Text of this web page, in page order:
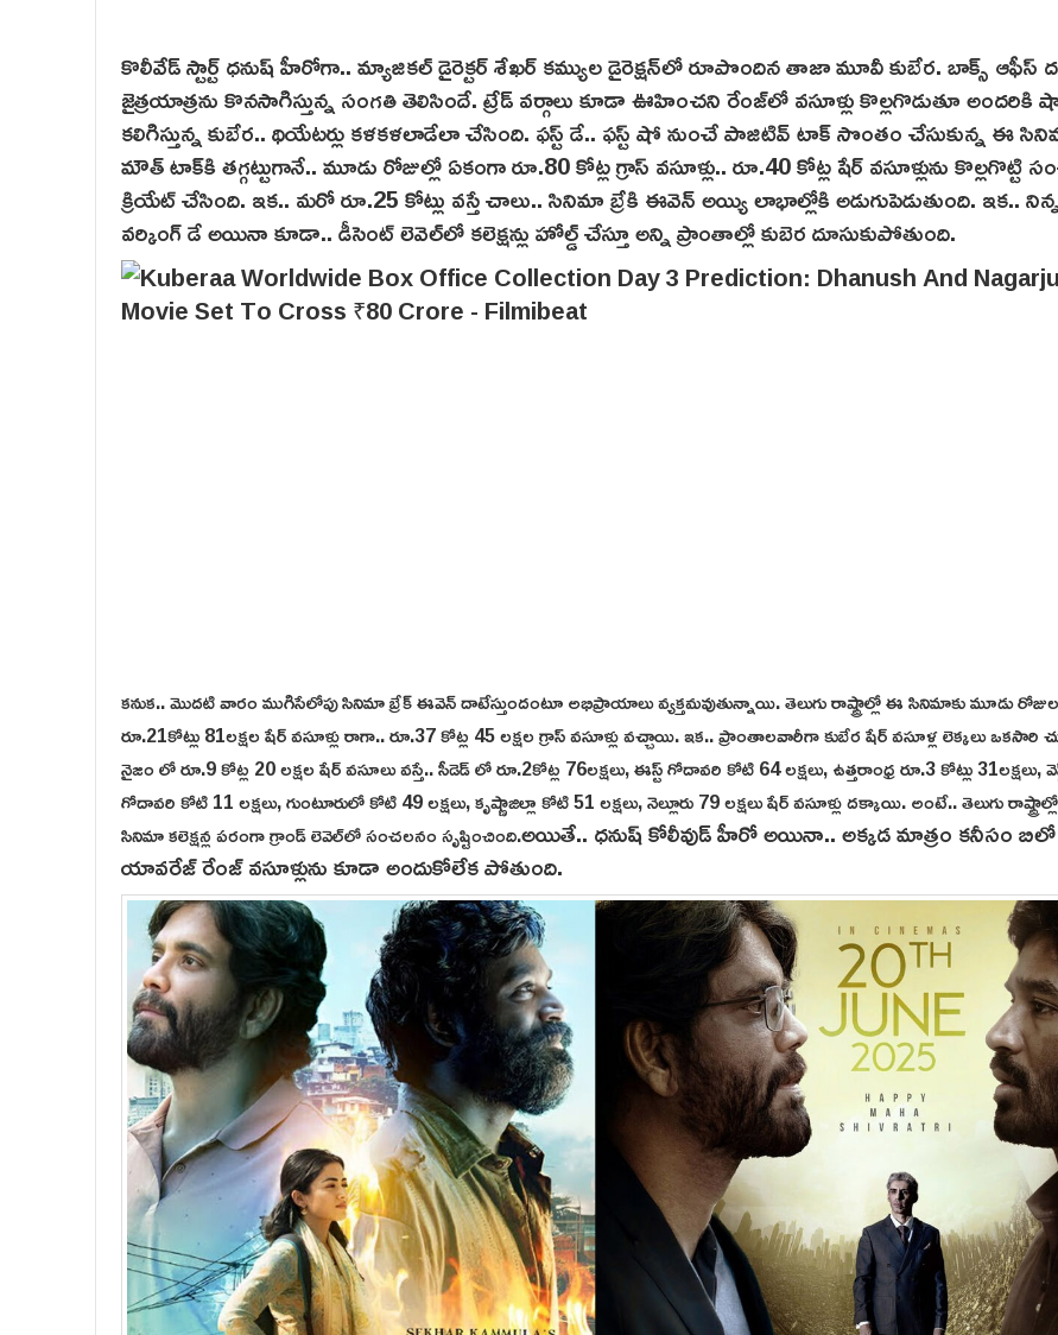
కొలీవేడ్‌ స్టార్ట్ ధనుష్ హీరోగా.. మ్యాజికల్ డైరెక్టర్ శేఖర్ కమ్యుల డైరెక్షన్‌లో రూపొందిన తాజా మూవీ కుబేర. బాక్స్ ఆఫీస్
జైత్రయాత్రను కొనసాగిస్తున్న సంగతి తెలిసిందే. ట్రేడ్ వర్గాలు కూడా ఊహించని రేంజ్‌లో వసూళ్లు కొల్లగొడుతూ అందరికి
కలిగిస్తున్న కుబేర.. థియేటర్లు కళకళలాడేలా చేసింది. ఫస్ట్ డే.. ఫస్ట్ షో నుంచే పాజిటివ్ టాక్ సొంతం చేసుకున్న ఈ
మౌత్ టాక్‌కి తగ్గట్టుగానే.. మూడు రోజుల్లో ఏకంగా రూ.80 కోట్ల గ్రాస్ వ‌సూళ్లు.. రూ.40 కోట్ల షేర్ వసూళ్లును కొల్లగొట్టి
క్రియేట్ చేసింది. ఇక.. మరో రూ.25 కోట్లు వస్తే చాలు.. సినిమా బ్రేకి ఈవెన్ అయ్యి లాభాల్లోకి అడుగుపెడుతుంది. ఇక..
వర్కింగ్ డే అయినా కూడా.. డీసెంట్ లెవెల్‌లో కలెక్షన్లు హోల్డ్ చేస్తూ అన్ని ప్రాంతాల్లో కుబెర దూసుకుపోతుంది.
కనుక.. మొదటి వారం ముగిసేలోపు సినిమా బ్రేక్ ఈవెన్ దాటేస్తుందంటూ అభిప్రాయాలు వ్యక్తమవుతున్నాయి. తెలుగు రాష్ట్రాల్లో ఈ సినిమాకు మూడు రోజుల
రూ.21కోట్లు 81ల‌క్ష‌ల‌ షేర్ వ‌సూళ్లు రాగా.. రూ.37 కోట్ల 45 లక్షల గ్రాస్ వసూళ్లు వచ్చాయి. ఇక.. ప్రాంతాలవారీగా కుబేర షేర్ వ‌సూళ్ల‌ లెక్కలు ఒకసారి
నైజం లో రూ.9 కోట్ల 20 లక్షల షేర్ వసూలు వస్తే.. సీడెడ్ లో రూ.2కోట్ల 76లక్షలు, ఈస్ట్ గోదావరి కోటి 64 లక్షలు, ఉత్తరాంధ్ర రూ.3 కోట్లు 31లక్షలు,
గోదావరి కోటి 11 లక్షలు, గుంటూరులో కోటి 49 లక్షలు, కృష్ణాజిల్లా కోటి 51 లక్షలు, నెల్లూరు 79 లక్షలు షేర్ వ‌సూళ్లు దక్కాయి. అంటే.. తెలుగు
సినిమా కలెక్షన్ల పరంగా గ్రాండ్ లెవెల్‌లో సంచలనం సృష్టించింది.అయితే.. ధనుష్‌ కోలీవుడ్ హీరో అయినా.. అక్కడ మాత్రం కనీసం బిలో
యావరేజ్ రేంజ్ వసూళ్లును కూడా అందుకోలేక పోతుంది.